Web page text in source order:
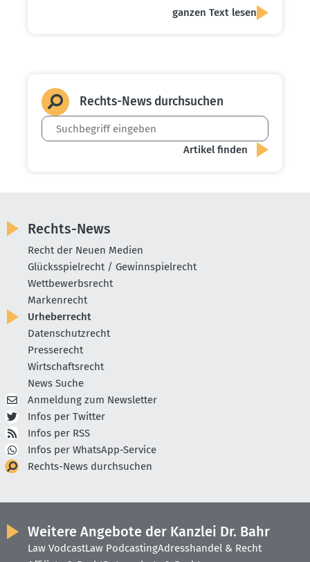
ganzen Text lesen
Rechts-News durch­suchen
Rechts-News
Recht der Neuen Medien
Glücksspielrecht / Gewinnspielrecht
Wettbewerbsrecht
Markenrecht
Urheberrecht
Datenschutzrecht
Presserecht
Wirtschaftsrecht
News Suche
Anmeldung zum Newsletter
Infos per Twitter
Infos per RSS
Infos per WhatsApp-Service
Rechts-News durchsuchen
Weitere Angebote der Kanzlei Dr. Bahr
Law VodcastLaw PodcastingAdresshandel & Recht